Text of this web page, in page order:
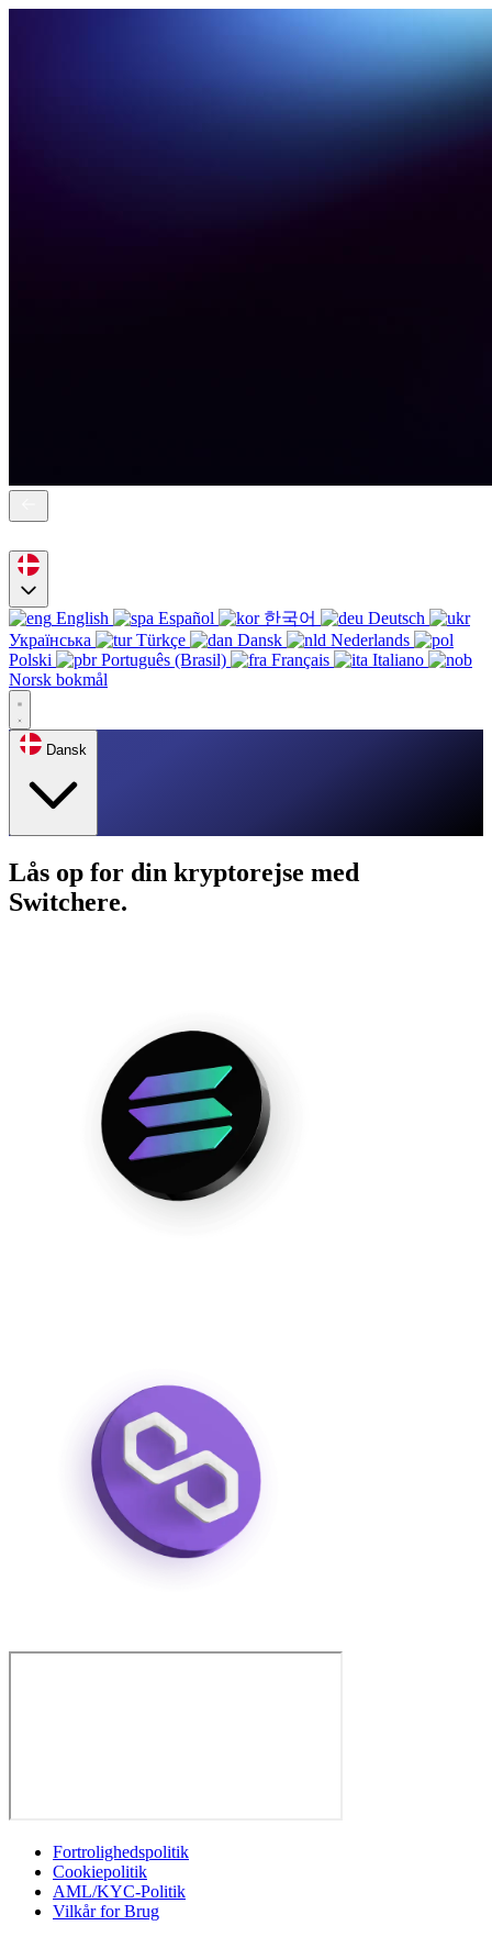
English Español 한국어
Deutsch
Українська
Türkçe Dansk
Nederlands
Polski
Português (Brasil) Français
Italiano
Norsk bokmål
Dansk
Lås op for din kryptorejse med
Switchere.
Fortrolighedspolitik
Cookiepolitik
AML/KYC-Politik
Vilkår for Brug